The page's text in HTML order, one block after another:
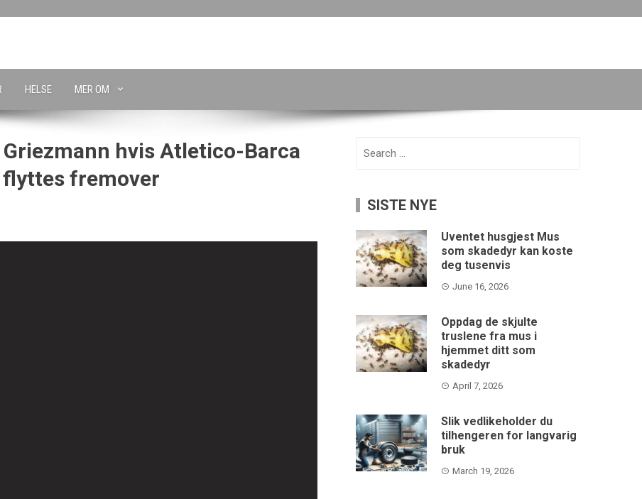
HELSE MER OM
hvis Atletico-Barca
fremover
SISTE NYE
Uventet husgjest Mus
som skadedyr kan koste
deg tusenvis
June 16, 2026
Oppdag de skjulte
truslene fra mus i
hjemmet ditt som
skadedyr
April 7, 2026
Slik vedlikeholder du
tilhengeren for langvarig
bruk
March 19, 2026